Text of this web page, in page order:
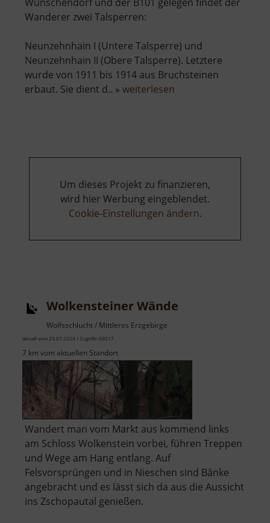
Wanderer zwei Talsperren:
Neunzehnhain I (Untere Talsperre) und
Neunzehnhain II (Obere Talsperre). Letztere
wurde von 1911 bis 1914 aus Bruchsteinen
erbaut. Sie dient d.. » weiterlesen
Um dieses Projekt zu finanzieren,
wird hier Werbung eingeblendet.
Cookie-Einstellungen ändern.
Wolkensteiner Wände
Wolfsschlucht / Mittleres Erzgebirge
aktuell vom 23.07.2024 / Zugriffe: 60017
7 km vom aktuellen Standort
Wandert man vom Markt aus kommend links
am Schloss Wolkenstein vorbei, führen Treppen
und Wege am Hang entlang. Auf
Felsvorsprüngen und in Nieschen sind Bänke
angebracht und es lässt sich da aus die Aussicht
ins Zschopautal genießen.